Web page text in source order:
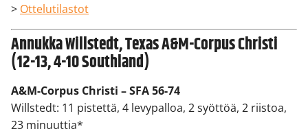
> Ottelutilastot
Annukka Willstedt, Texas A&M-Corpus Christi
(12-13, 4-10 Southland)
A&M-Corpus Christi – SFA 56-74
Willstedt: 11 pistettä, 4 levypalloa, 2 syöttöä, 2 riistoa,
23 minuuttia*